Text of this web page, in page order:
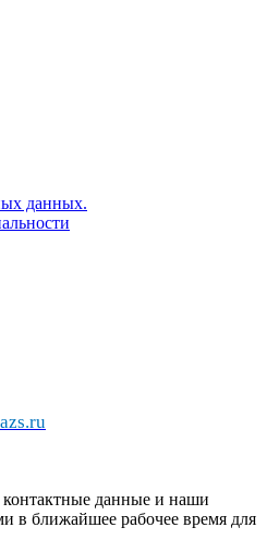
данных.
данные и наши
в ближайшее рабочее время для